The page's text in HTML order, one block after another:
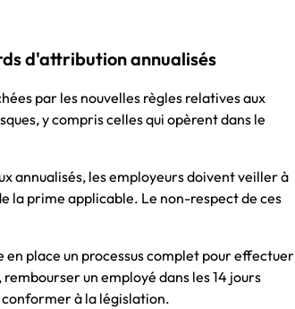
d'attribution annualisés
par les nouvelles règles relatives aux
y compris celles qui opèrent dans le
annualisés, les employeurs doivent veiller à
la prime applicable. Le non-respect de ces
place un processus complet pour effectuer
un employé dans les 14 jours
à la législation.